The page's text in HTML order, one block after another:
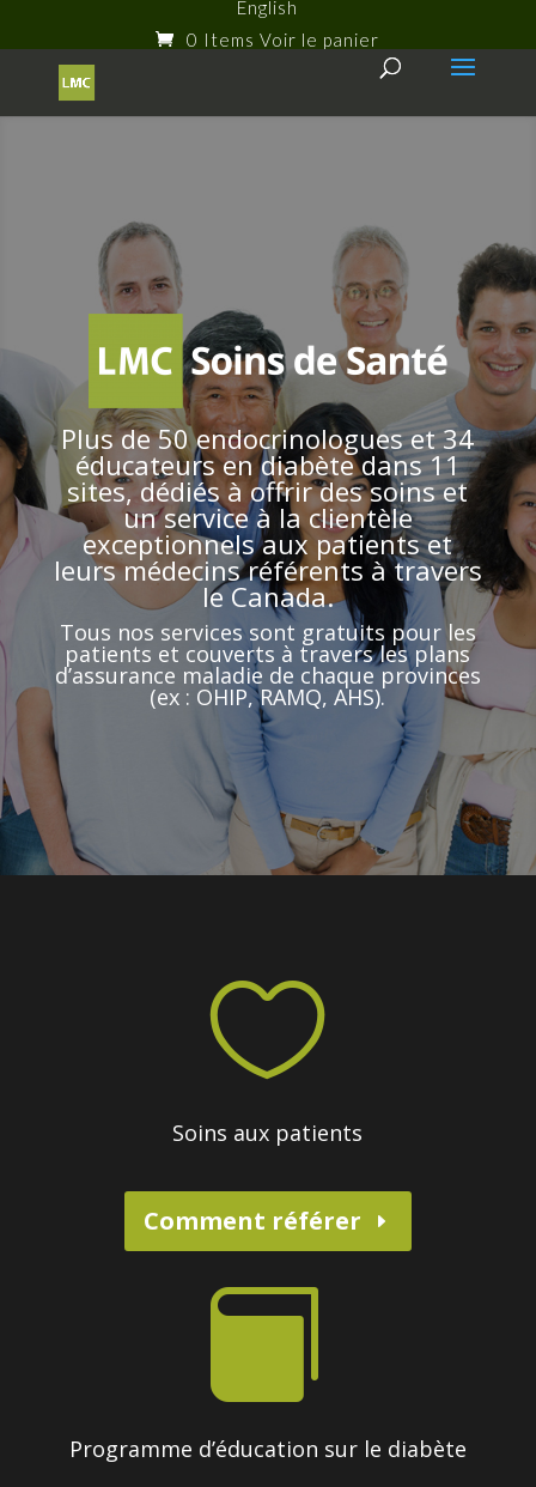
English
0 Items
Plus de 50 endocrinologues et 34
éducateurs en diabète dans 11
sites, dédiés à offrir des soins et
un service à la clientèle
exceptionnels aux patients et
leurs médecins référents à travers
le Canada.
Tous nos services sont gratuits pour les
patients et couverts à travers les plans
d’assurance maladie de chaque provinces
(ex : OHIP, RAMQ, AHS).

Soins aux patients
Comment référer

Programme d’éducation sur le diabète